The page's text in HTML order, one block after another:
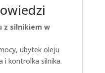
z silnikiem w
ubytek oleju
i kontrolka silnika.